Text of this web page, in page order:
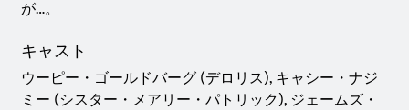
が…。
キャスト
ウーピー・ゴールドバーグ (デロリス), キャシー・ナジ
ミー (シスター・メアリー・パトリック), ジェームズ・